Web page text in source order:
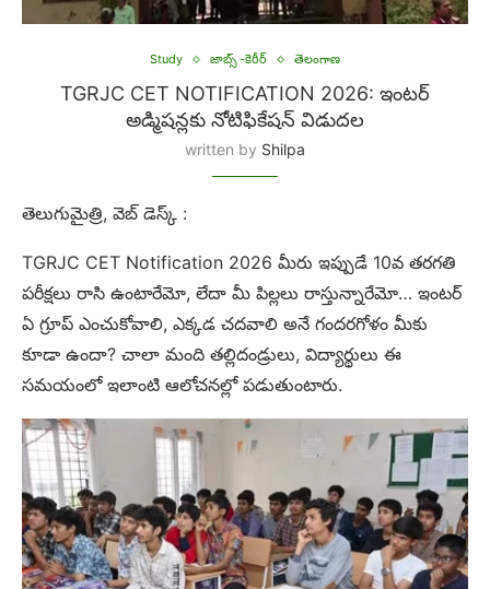
Study జాబ్స్ -కెరీర్ తెలంగాణ
TGRJC CET NOTIFICATION 2026: ఇంటర్
అడ్మిషన్లకు నోటిఫికేషన్ విడుదల
written by Shilpa
తెలుగుమైత్రి, వెబ్ డెస్క్ :
TGRJC CET Notification 2026 మీరు ఇప్పుడే 10వ తరగతి
పరీక్షలు రాసి ఉంటారేమో, లేదా మీ పిల్లలు రాస్తున్నారేమో… ఇంటర్
ఏ గ్రూప్ ఎంచుకోవాలి, ఎక్కడ చదవాలి అనే గందరగోళం మీకు
కూడా ఉందా? చాలా మంది తల్లిదండ్రులు, విద్యార్థులు ఈ
సమయంలో ఇలాంటి ఆలోచనల్లో పడుతుంటారు.